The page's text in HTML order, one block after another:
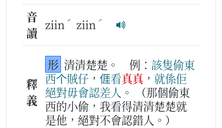
音
讀
ziin ˊ ziin ˊ
釋
義
形 清清楚楚。 例： 該隻偷東
西个賊仔 ， 𠊎看真真 ， 就係佢
絕對毋會認差人 。
（那個偷東
西的小偷，我看得清清楚楚就
是他，絕對不會認錯人。）